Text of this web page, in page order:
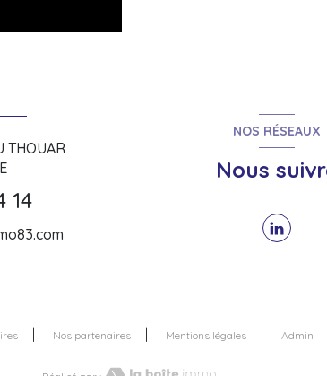
THOUAR
14
NOS RÉSEAUX
Nous
Nos partenaires Mentions légales Admin